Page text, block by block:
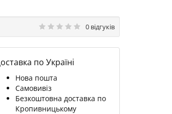
0 відгуків
по Україні
Нова пошта
Самовивіз
Безкоштовна доставка по
Кропивницькому